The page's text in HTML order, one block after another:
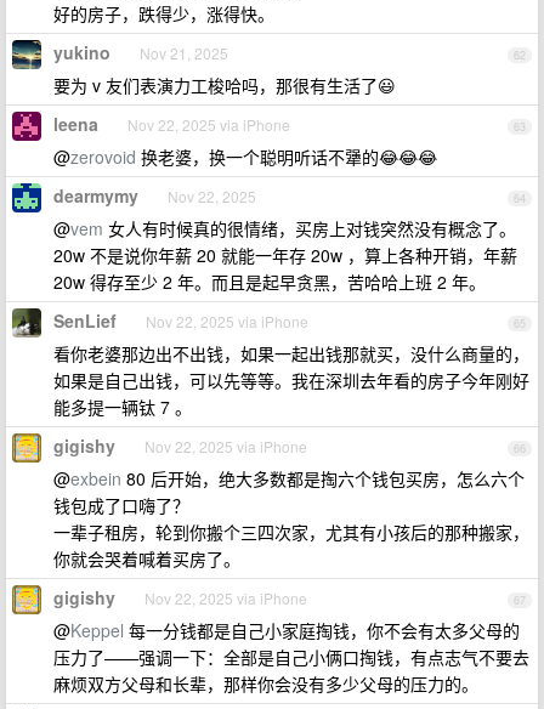
好的房子，跌得少，涨得快。
62
yukino Nov 21, 2025
要为 v 友们表演力工梭哈吗，那很有生活了😃
63
leena Nov 22, 2025 via iPhone
@zerovoid 换老婆，换一个聪明听话不犟的😂😂😂
64
dearmymy Nov 22, 2025
@vem 女人有时候真的很情绪，买房上对钱突然没有概念了。
20w 不是说你年薪 20 就能一年存 20w ，算上各种开销，年薪
20w 得存至少 2 年。而且是起早贪黑，苦哈哈上班 2 年。
65
SenLief Nov 22, 2025 via iPhone
看你老婆那边出不出钱，如果一起出钱那就买，没什么商量的，
如果是自己出钱，可以先等等。我在深圳去年看的房子今年刚好
能多提一辆钛 7 。
66
gigishy Nov 22, 2025 via iPhone
@exbein 80 后开始，绝大多数都是掏六个钱包买房，怎么六个
钱包成了口嗨了？
一辈子租房，轮到你搬个三四次家，尤其有小孩后的那种搬家，
你就会哭着喊着买房了。
67
gigishy Nov 22, 2025 via iPhone
@Keppel 每一分钱都是自己小家庭掏钱，你不会有太多父母的
压力了——强调一下：全部是自己小俩口掏钱，有点志气不要去
麻烦双方父母和长辈，那样你会没有多少父母的压力的。